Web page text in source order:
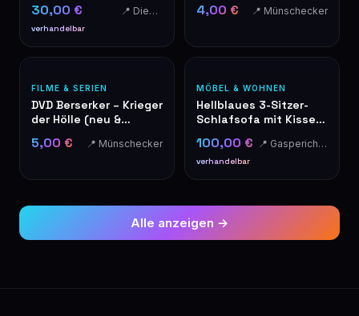
30,00 €
verhandelbar
📍 Diekirch 4,00 € 📍 Münschecker
FILME & SERIEN
DVD Berserker – Krieger
der Hölle (neu &
5,00 € 📍 Münschecker
MÖBEL & WOHNEN
Hellblaues 3-Sitzer-
Schlafsofa mit Kissen,
Ikea HOLMSUND
100,00 €
verhandelbar
📍 Gasperich - Luxembourg
Alle anzeigen →